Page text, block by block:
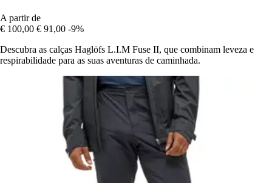
A partir de
€ 100,00 € 91,00 -9%
Descubra as calças Haglöfs L.I.M Fuse II, que combinam leveza e
respirabilidade para as suas aventuras de caminhada.